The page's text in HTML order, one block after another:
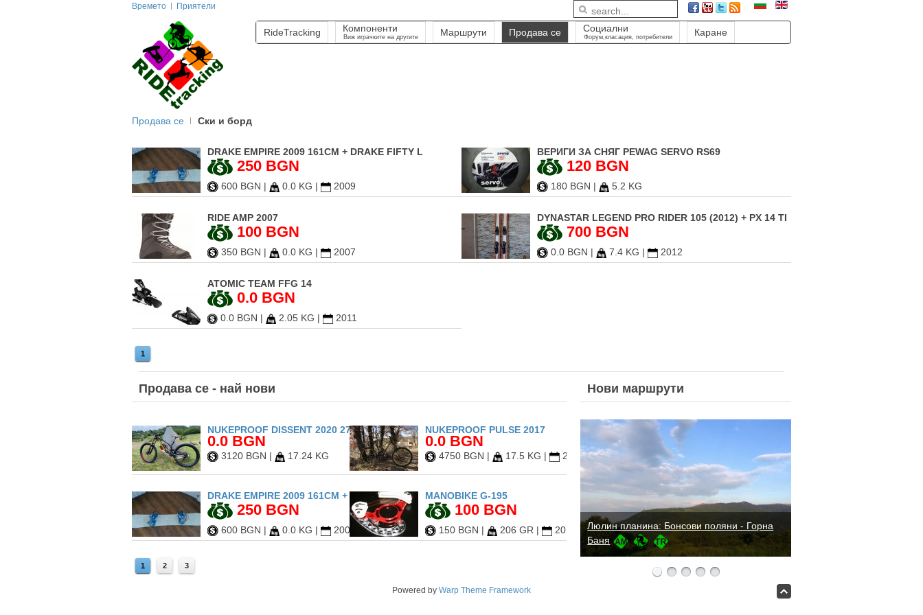
Времето Приятели
RideTracking Компоненти
Виж играчките на другите Маршрути Продава се Социални
Форум,класация, потребители Каране
Продава се Ски и борд
DRAKE EMPIRE 2009 161CM + DRAKE FIFTY L
250 BGN
600 BGN | 0.0 KG | 2009
ВЕРИГИ ЗА СНЯГ PEWAG SERVO RS69
120 BGN
180 BGN | 5.2 KG
RIDE AMP 2007
100 BGN
350 BGN | 0.0 KG | 2007
DYNASTAR LEGEND PRO RIDER 105 (2012) + PX 14 TI
700 BGN
0.0 BGN | 7.4 KG | 2012
ATOMIC TEAM FFG 14
0.0 BGN
0.0 BGN | 2.05 KG | 2011
1
Продава се - най нови
NUKEPROOF DISSENT 2020 27.5
0.0 BGN
3120 BGN | 17.24 KG
NUKEPROOF PULSE 2017
0.0 BGN
4750 BGN | 17.5 KG | 2017
DRAKE EMPIRE 2009 161CM + DRAKE FIFTY L
250 BGN
600 BGN | 0.0 KG | 2009
MANOBIKE G-195
100 BGN
150 BGN | 206 GR | 2013
1 2 3
Нови маршрути
Люлин планина: Бонсови поляни - Горна
Баня
Powered by Warp Theme Framework